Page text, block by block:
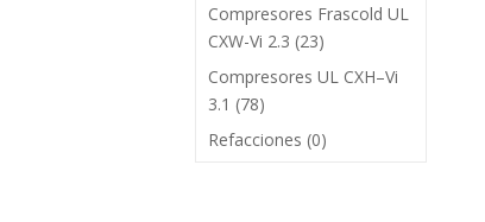
Compresores Frascold UL
CXW-Vi 2.3 (23)
Compresores UL CXH–Vi
3.1 (78)
Refacciones (0)